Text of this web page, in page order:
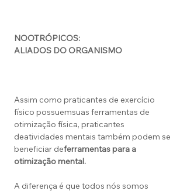
NOOTRÓPICOS:
ALIADOS DO ORGANISMO
Assim como praticantes de exercício
físico possuemsuas ferramentas de
otimização física, praticantes
deatividades mentais também podem se
beneficiar deferramentas para a
otimização mental.
A diferença é que todos nós somos